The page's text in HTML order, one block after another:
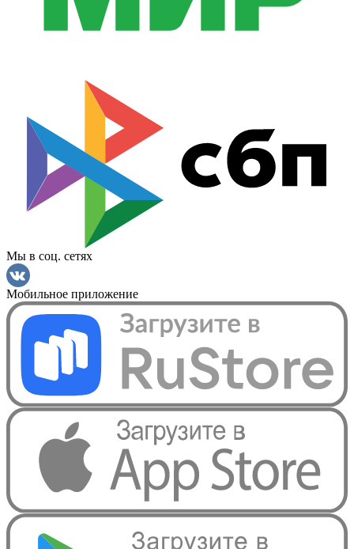
Мы в соц. сетях
Мобильное приложение